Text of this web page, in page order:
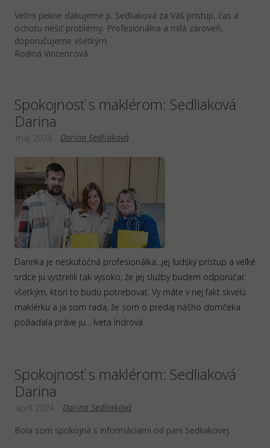
Veľmi pekne ďakujeme p. Sedliaková za Váš prístup, čas a
ochotu riešiť problémy. Profesionálna a milá zároveň,
doporučujeme všetkým.
Rodina Vincencová
Spokojnosť s maklérom: Sedliaková
Darina
Darina Sedliaková
máj 2024
Darinka je neskutočná profesionálka...jej ľudský prístup a veľké
srdce ju vystrelili tak vysoko, že jej služby budem odporúčať
všetkým, ktorí to budú potrebovať. Vy máte v nej fakt skvelú
maklérku a ja som rada, že som o predaj nášho domčeka
požiadala práve ju... Iveta Indrová
Spokojnosť s maklérom: Sedliaková
Darina
Darina Sedliaková
apríl 2024
Bola som spokojná s informáciami od pani Sedliakovej.